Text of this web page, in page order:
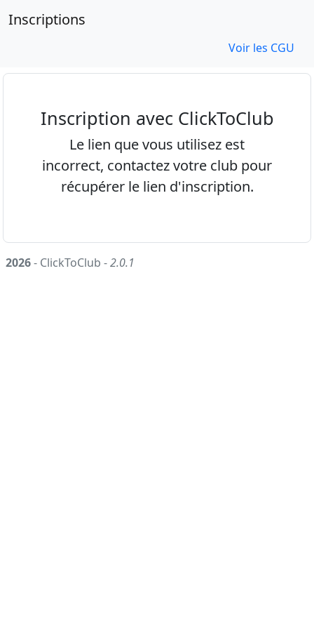
Inscriptions
Voir les CGU
Inscription avec ClickToClub
Le lien que vous utilisez est
incorrect, contactez votre club pour
récupérer le lien d'inscription.
2026- ClickToClub -2.0.1